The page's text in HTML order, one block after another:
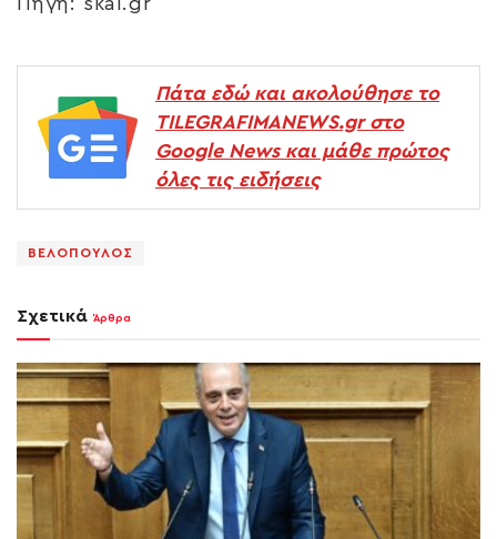
Πάτα εδώ και ακολούθησε το
TILEGRAFIMANEWS.gr στο
Google News και μάθε πρώτος
όλες τις ειδήσεις
ΒΕΛΟΠΟΥΛΟΣ
Σχετικά Άρθρα